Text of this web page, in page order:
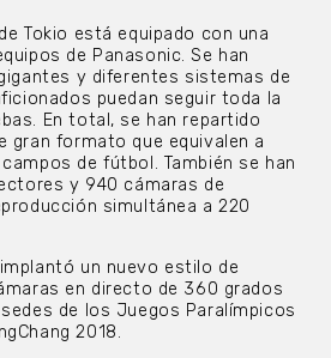
Tokio está equipado con una
de Panasonic. Se han
y diferentes sistemas de
puedan seguir toda la
En total, se han repartido
gran formato que equivalen a
de fútbol. También se han
y 940 cámaras de
simultánea a 220
un nuevo estilo de
en directo de 360 grados
de los Juegos Paralímpicos
2018.